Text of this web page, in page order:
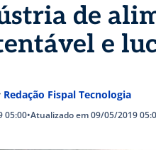
de
e
Redação Fispal Tecnologia
05:00•Atualizado em 09/05/2019